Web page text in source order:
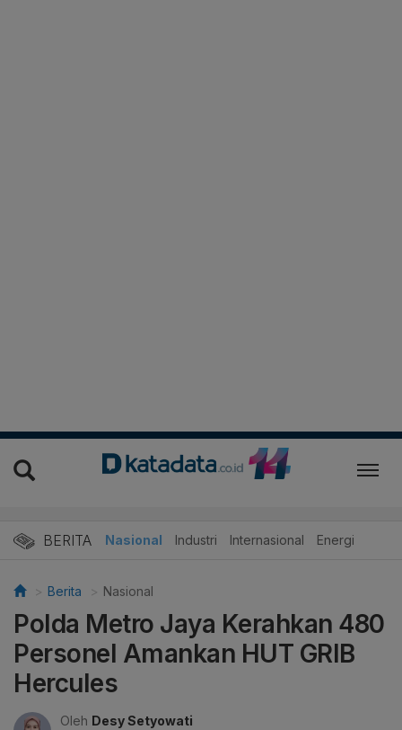
BERITA Nasional Industri Internasional Energi
Berita Nasional
Polda Metro Jaya Kerahkan 480
Personel Amankan HUT GRIB
Hercules
Oleh Desy Setyowati